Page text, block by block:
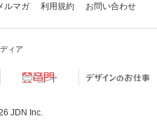
ルマガ 利用規約 お問い合わせ
ィア
JDN Inc.